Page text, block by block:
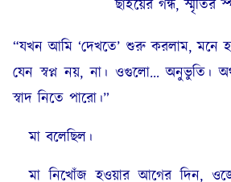
ছাইয়ের গন্ধ, স্মৃতির
“যখন আমি ‘দেখতে’ শুরু করলাম, মনে
যেন স্বপ্ন নয়, না। ওগুলো… অনুভুতি।
স্বাদ নিতে পারো।”
মা বলেছিল।
মা নিখোঁজ হওয়ার আগের দিন,